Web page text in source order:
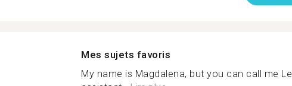
Mes sujets favoris
My name is Magdalena, but you can call me